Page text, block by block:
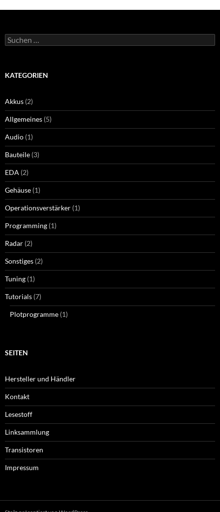
Suchen
nach:
KATEGORIEN
Akkus (2)
Allgemeines (5)
Audio (1)
Bauteile (3)
EDA (2)
Gehäuse (1)
Operationsverstärker (1)
Programming (1)
Radar (2)
Sonstiges (2)
Tuning (1)
Tutorials (7)
Plotprogramme (1)
SEITEN
Hersteller und Händler
Kontakt
Lesestoff
Linksammlung
Transistoren
Impressum